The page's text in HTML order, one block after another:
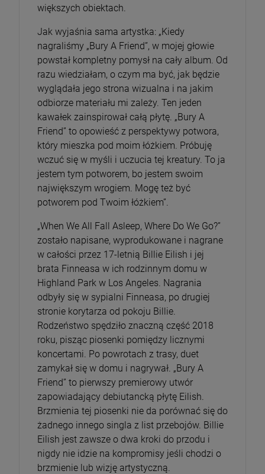
większych obiektach.
Jak wyjaśnia sama artystka: „Kiedy
nagraliśmy „Bury A Friend”, w mojej głowie
powstał kompletny pomysł na cały album. Od
razu wiedziałam, o czym ma być, jak będzie
wyglądała jego strona wizualna i na jakim
odbiorze materiału mi zależy. Ten jeden
kawałek zainspirował całą płytę. „Bury A
Friend” to opowieść z perspektywy potwora,
który mieszka pod moim łóżkiem. Próbuję
wczuć się w myśli i uczucia tej kreatury. To ja
jestem tym potworem, bo jestem swoim
największym wrogiem. Mogę też być
potworem pod Twoim łóżkiem”.
„When We All Fall Asleep, Where Do We Go?”
zostało napisane, wyprodukowane i nagrane
w całości przez 17-letnią Billie Eilish i jej
brata Finneasa w ich rodzinnym domu w
Highland Park w Los Angeles. Nagrania
odbyły się w sypialni Finneasa, po drugiej
stronie korytarza od pokoju Billie.
Rodzeństwo spędziło znaczną część 2018
roku, pisząc piosenki pomiędzy licznymi
koncertami. Po powrotach z trasy, duet
zamykał się w domu i nagrywał. „Bury A
Friend” to pierwszy premierowy utwór
zapowiadający debiutancką płytę Eilish.
Brzmienia tej piosenki nie da porównać się do
żadnego innego singla z list przebojów. Billie
Eilish jest zawsze o dwa kroki do przodu i
nigdy nie idzie na kompromisy jeśli chodzi o
brzmienie lub wizję artystyczną.